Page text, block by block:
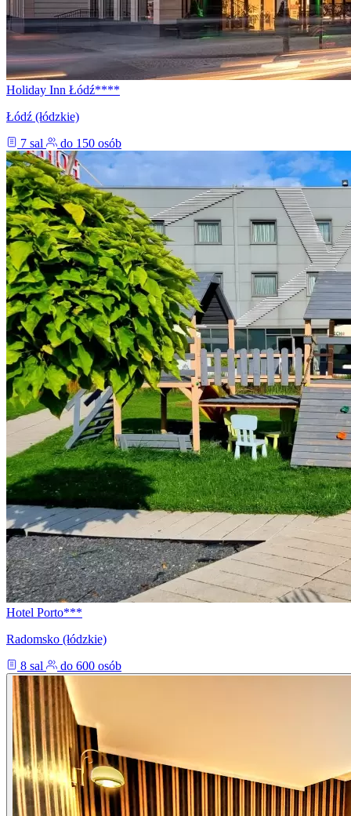
Holiday Inn Łódź****
Łódź (łódzkie)
7 sal
do 150 osób
Hotel Porto***
Radomsko (łódzkie)
8 sal
do 600 osób